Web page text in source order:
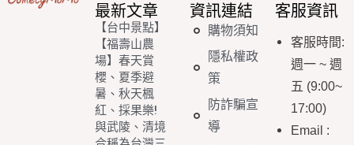
最新文章
【台中景點】
【福壽山農
場】春天賞
櫻、夏季避
暑、秋天楓
紅、採果樂!
與武陵、清境
資訊連結
購物須知
隱私權政
策
防詐騙宣
導
客服資訊
客服時間:
週一 ~ 週
五 (9:00~
17:00)
Email :